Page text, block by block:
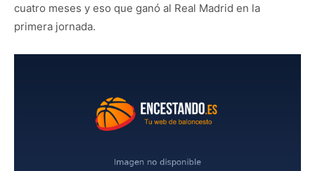
cuatro meses y eso que ganó al Real Madrid en la
primera jornada.